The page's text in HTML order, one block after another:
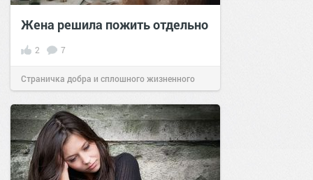
Жена решила пожить отдельно
2 7
Страничка добра и сплошного жизненного
позитива!09:0014 апр 2023